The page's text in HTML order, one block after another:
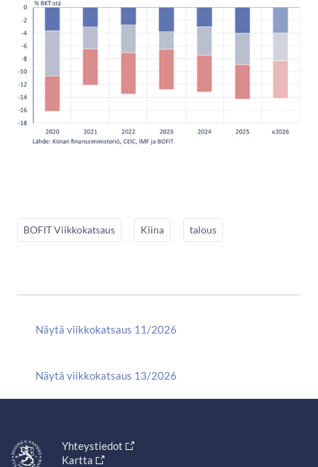
BOFIT Viikkokatsaus Kiina talous
Näytä viikkokatsaus 11/2026
Näytä viikkokatsaus 13/2026
Yhteystiedot
Kartta